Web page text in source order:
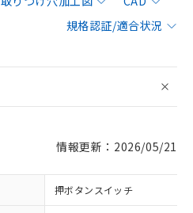
規格認証/適合状況
情報更新：2026/05/21
押ボタンスイッチ